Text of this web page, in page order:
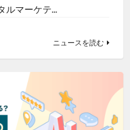
マーケテ...
ニュースを読む